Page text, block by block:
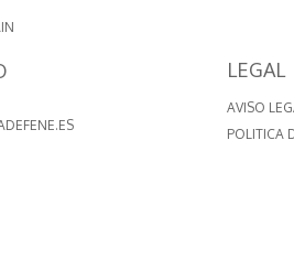
LEGAL
AVISO
POLITICA